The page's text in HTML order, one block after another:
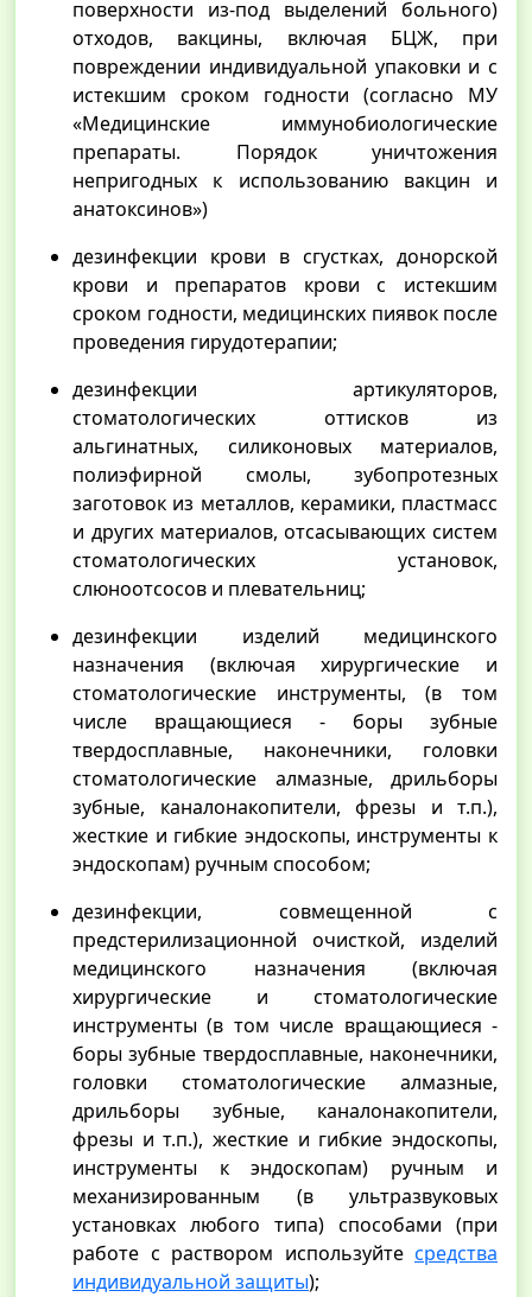
поверхности из-под выделений больного)
отходов, вакцины, включая БЦЖ, при
повреждении индивидуальной упаковки и с
истекшим сроком годности (согласно МУ
«Медицинские иммунобиологические
препараты. Порядок уничтожения
непригодных к использованию вакцин и
анатоксинов»)
дезинфекции крови в сгустках, донорской
крови и препаратов крови с истекшим
сроком годности, медицинских пиявок после
проведения гирудотерапии;
дезинфекции артикуляторов,
стоматологических оттисков из
альгинатных, силиконовых материалов,
полиэфирной смолы, зубопротезных
заготовок из металлов, керамики, пластмасс
и других материалов, отсасывающих систем
стоматологических установок,
слюноотсосов и плевательниц;
дезинфекции изделий медицинского
назначения (включая хирургические и
стоматологические инструменты, (в том
числе вращающиеся - боры зубные
твердосплавные, наконечники, головки
стоматологические алмазные, дрильборы
зубные, каналонакопители, фрезы и т.п.),
жесткие и гибкие эндоскопы, инструменты к
эндоскопам) ручным способом;
дезинфекции, совмещенной с
предстерилизационной очисткой, изделий
медицинского назначения (включая
хирургические и стоматологические
инструменты (в том числе вращающиеся -
боры зубные твердосплавные, наконечники,
головки стоматологические алмазные,
дрильборы зубные, каналонакопители,
фрезы и т.п.), жесткие и гибкие эндоскопы,
инструменты к эндоскопам) ручным и
механизированным (в ультразвуковых
установках любого типа) способами (при
работе с раствором используйте средства
индивидуальной защиты);